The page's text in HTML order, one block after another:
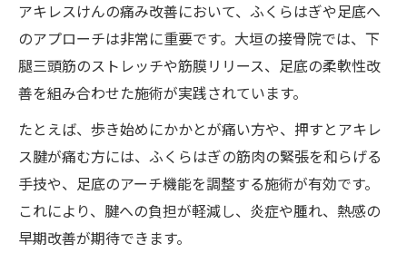
アキレスけんの痛み改善において、ふくらはぎや足底へ
のアプローチは非常に重要です。大垣の接骨院では、下
腿三頭筋のストレッチや筋膜リリース、足底の柔軟性改
善を組み合わせた施術が実践されています。
たとえば、歩き始めにかかとが痛い方や、押すとアキレ
ス腱が痛む方には、ふくらはぎの筋肉の緊張を和らげる
手技や、足底のアーチ機能を調整する施術が有効です。
これにより、腱への負担が軽減し、炎症や腫れ、熱感の
早期改善が期待できます。